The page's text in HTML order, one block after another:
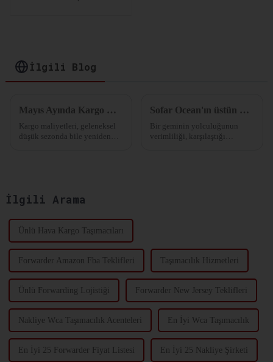
İlgili Blog
Mayıs Ayında Kargo Ücretleri Neden Arttı?
Kargo maliyetleri, geleneksel
düşük sezonda bile yeniden
Sofar Ocean'ın üstün hava durumu tahminleri seyahat maliyetlerini en aza indirir.
Bir geminin yolculuğunun
verimliliği, karşılaştığı
İlgili Arama
Ünlü Hava Kargo Taşımacıları
Forwarder Amazon Fba Teklifleri Taşımacılık Hizmetleri
Ünlü Forwarding Lojistiği Forwarder New Jersey Teklifleri
Nakliye Wca Taşımacılık Acenteleri En İyi Wca Taşımacılık
En İyi 25 Forwarder Fiyat Listesi En İyi 25 Nakliye Şirketi